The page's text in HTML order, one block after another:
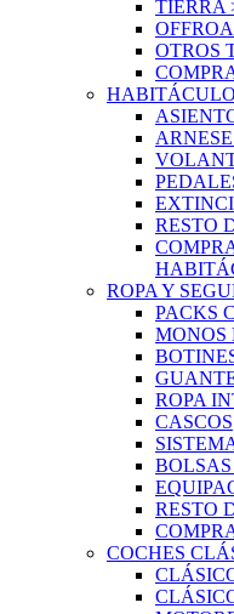
TIERRA
OTROS
HABITÁCULO
RESTO
ROPA Y
PACKS
MONOS
ROPA
CASCOS
RESTO
COCHES